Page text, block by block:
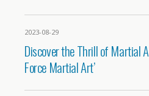
2023-08-29
Discover the Thrill of Martial
Force Martial Art’